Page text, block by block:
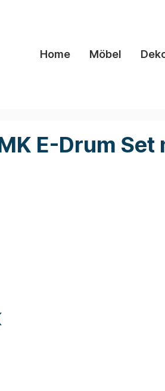
Home Möbel
E-Drum